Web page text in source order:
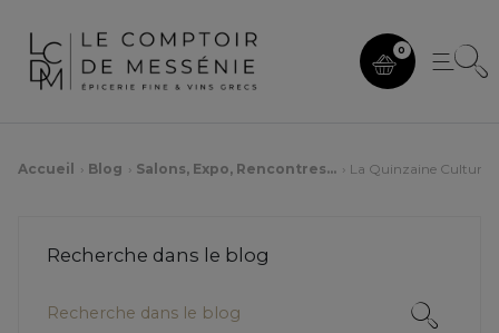
0
Accueil Blog Salons, Expo, Rencontres... La Quinzaine
Recherche dans le blog